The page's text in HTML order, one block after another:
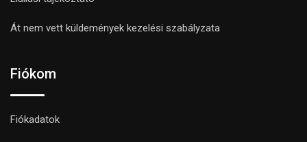
Át nem vett küldemények kezelési szabályzata
Fiókom
Fiókadatok